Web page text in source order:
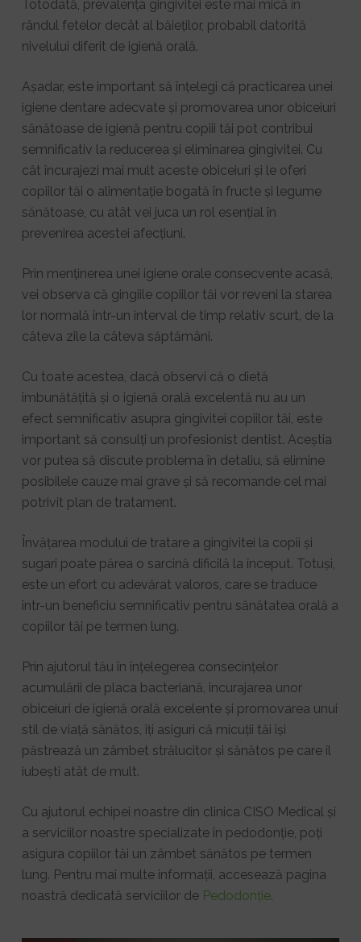
Totodată, prevalența gingivitei este mai mică în
rândul fetelor decât al băieților, probabil datorită
nivelului diferit de igienă orală.
Așadar, este important să înțelegi că practicarea unei
igiene dentare adecvate și promovarea unor obiceiuri
sănătoase de igienă pentru copiii tăi pot contribui
semnificativ la reducerea și eliminarea gingivitei. Cu
cât încurajezi mai mult aceste obiceiuri și le oferi
copiilor tăi o alimentație bogată în fructe și legume
sănătoase, cu atât vei juca un rol esențial în
prevenirea acestei afecțiuni.
Prin menținerea unei igiene orale consecvente acasă,
vei observa că gingiile copiilor tăi vor reveni la starea
lor normală într-un interval de timp relativ scurt, de la
câteva zile la câteva săptămâni.
Cu toate acestea, dacă observi că o dietă
îmbunătățită și o igienă orală excelentă nu au un
efect semnificativ asupra gingivitei copiilor tăi, este
important să consulți un profesionist dentist. Aceștia
vor putea să discute problema în detaliu, să elimine
posibilele cauze mai grave și să recomande cel mai
potrivit plan de tratament.
Învățarea modului de tratare a gingivitei la copii și
sugari poate părea o sarcină dificilă la început. Totuși,
este un efort cu adevărat valoros, care se traduce
într-un beneficiu semnificativ pentru sănătatea orală a
copiilor tăi pe termen lung.
Prin ajutorul tău în înțelegerea consecințelor
acumulării de placa bacteriană, încurajarea unor
obiceiuri de igienă orală excelente și promovarea unui
stil de viață sănătos, îți asiguri că micuții tăi își
păstrează un zâmbet strălucitor și sănătos pe care îl
iubești atât de mult.
Cu ajutorul echipei noastre din clinica CISO Medical și
a serviciilor noastre specializate în pedodonție, poți
asigura copiilor tăi un zâmbet sănătos pe termen
lung. Pentru mai multe informații, accesează pagina
noastră dedicată serviciilor de Pedodonție.